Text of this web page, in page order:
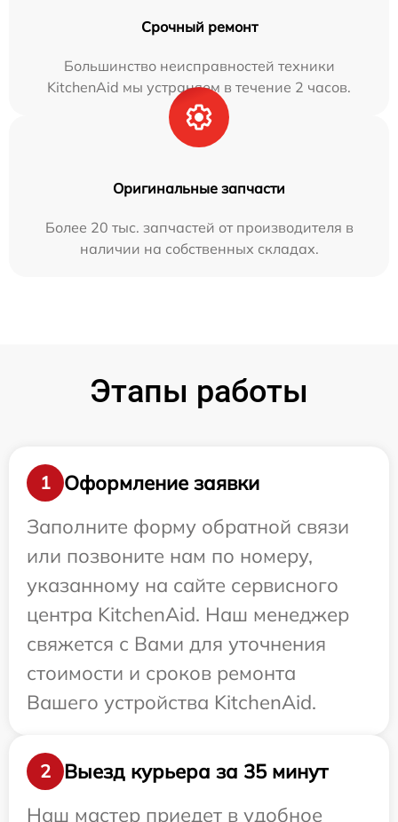
Срочный ремонт
Большинство неисправностей техники
KitchenAid мы устраняем в течение 2 часов.
Оригинальные запчасти
Более 20 тыс. запчастей от производителя в
наличии на собственных складах.
Этапы работы
1
Оформление заявки
Заполните форму обратной связи
или позвоните нам по номеру,
указанному на сайте сервисного
центра KitchenAid. Наш менеджер
свяжется с Вами для уточнения
стоимости и сроков ремонта
Вашего устройства KitchenAid.
2
Выезд курьера за 35 минут
Наш мастер приедет в удобное